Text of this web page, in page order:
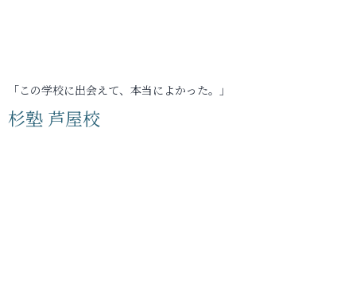
「この学校に出会えて、本当によかった。」
杉塾 芦屋校